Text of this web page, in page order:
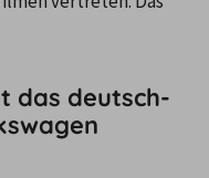
das deutsch-